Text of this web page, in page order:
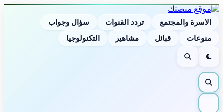
الاسرة والمجتمع تردد القنوات
سؤال وجواب
منوعات
قبائل مشاهير التكنولوجيا
الوضع
بحث
بحث
القائمة